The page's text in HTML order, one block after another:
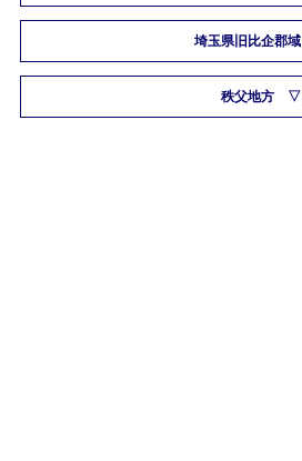
埼玉県旧比企郡域
秩父地方